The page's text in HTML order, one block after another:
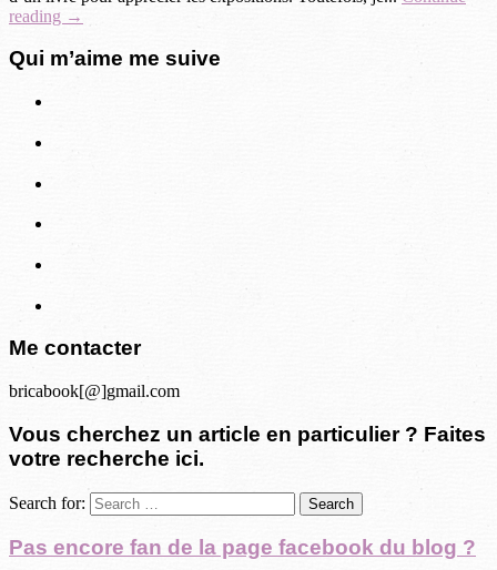
reading →
Qui m’aime me suive
Me contacter
bricabook[@]gmail.com
Vous cherchez un article en particulier ? Faites
votre recherche ici.
Search for:
Pas encore fan de la page facebook du blog ?